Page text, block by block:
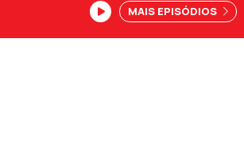
MAIS EPISÓDIOS